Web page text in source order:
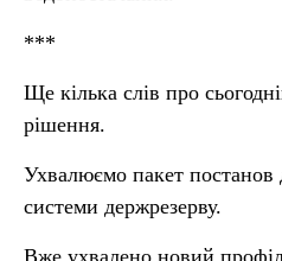
***
Ще кілька слів про
рішення.
Ухвалюємо пакет
системи держрезерву.
Вже ухвалено новий